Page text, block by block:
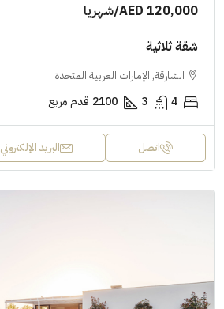
AED 120,000/شهريا
شقة ثلاثية
الشارقة, الإمارات العربية المتحدة
4
3
2100 قدم مربع
اتصل البريد الإلكتروني